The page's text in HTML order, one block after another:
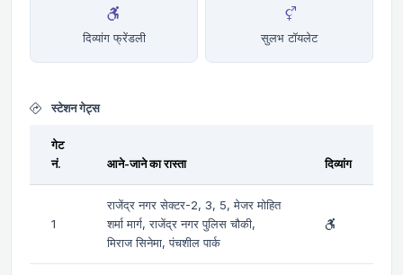
दिव्यांग फ्रेंडली सुलभ टॉयलेट
स्टेशन गेट्स
गेट
नं.
आने-जाने का रास्ता दिव्यांग
1
राजेंद्र नगर सेक्टर-2, 3, 5, मेजर मोहित
शर्मा मार्ग, राजेंद्र नगर पुलिस चौकी,
मिराज सिनेमा, पंचशील पार्क